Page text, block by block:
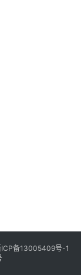
ICP备13005409号-1